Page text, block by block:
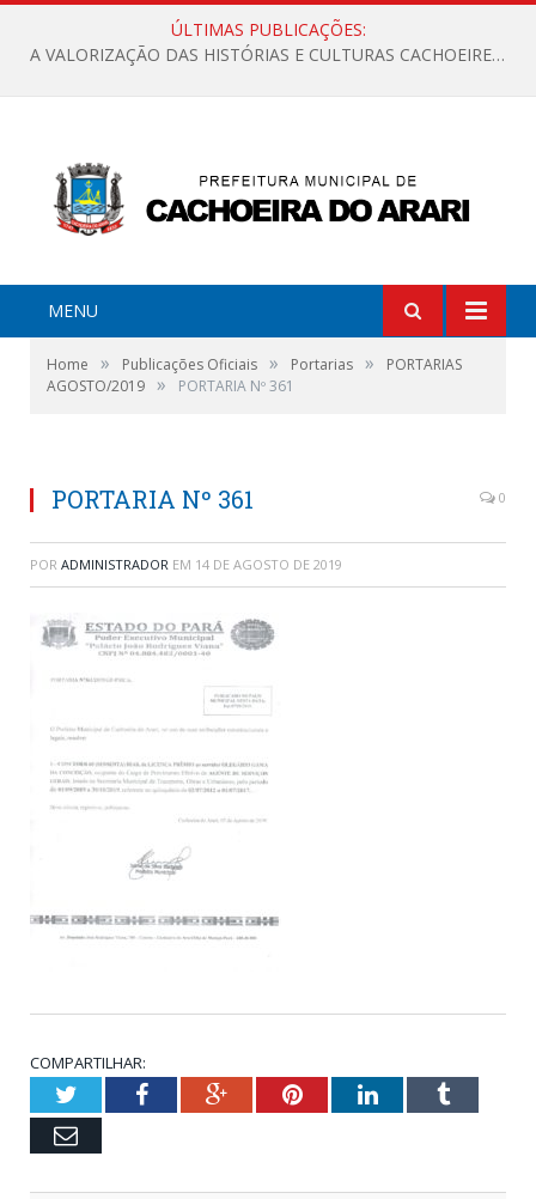
ÚLTIMAS PUBLICAÇÕES:
A VALORIZAÇÃO DAS HISTÓRIAS E CULTURAS CACHOEIRENSES
MENU
Home » Publicações Oficiais » Portarias »
PORTARIAS
AGOSTO/2019 » PORTARIA Nº 361
PORTARIA Nº 361 0
POR ADMINISTRADOR EM 14 DE AGOSTO DE 2019
COMPARTILHAR:
TwitterFacebookGoogle+PinterestLinkedInTumblr
Email